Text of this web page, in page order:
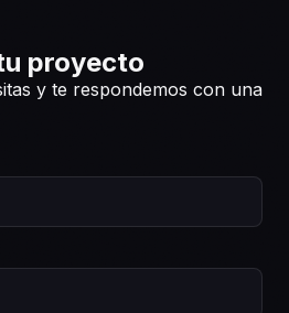
proyecto
y te respondemos con una